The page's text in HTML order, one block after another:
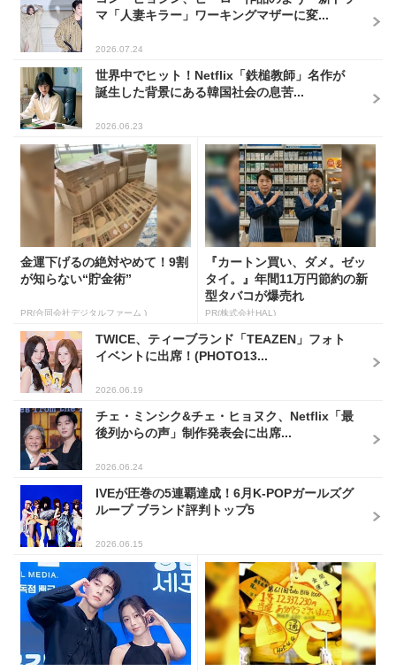
マ「人妻キラー」ワーキングマザーに変...
2026.07.24
世界中でヒット！Netflix「鉄槌教師」名作が
誕生した背景にある韓国社会の息苦...
2026.06.23
金運下げるの絶対やめて！9割
が知らない“貯金術”
PR(合同会社デジタルファーム )
『カートン買い、ダメ。ゼッ
タイ。』年間11万円節約の新
型タバコが爆売れ
PR(株式会社HAL)
TWICE、ティーブランド「TEAZEN」フォト
イベントに出席！(PHOTO13...
2026.06.19
チェ・ミンシク&チェ・ヒョヌク、Netflix「最
後列からの声」制作発表会に出席...
2026.06.24
IVEが圧巻の5連覇達成！6月K-POPガールズグ
ループ ブランド評判トップ5
2026.06.15